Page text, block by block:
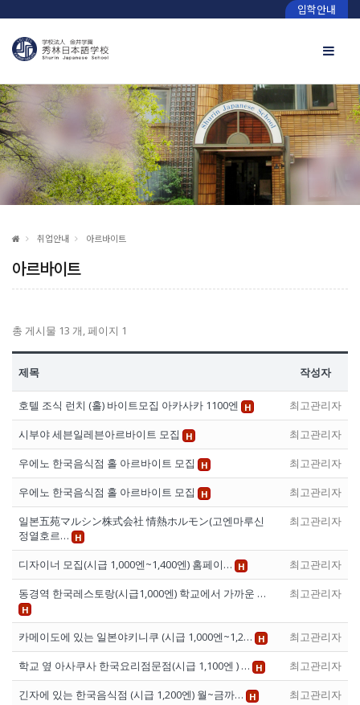
입학안내
취업안내 아르바이트
아르바이트
총 게시물 13 개, 페이지 1
제목 작성자
호텔 조식 런치 (홀) 바이트모집 아카사카 1100엔 H
최고관리자
시부야 세븐일레븐아르바이트 모집
H
최고관리자
우에노 한국음식점 홀 아르바이트 모집
H
최고관리자
우에노 한국음식점 홀 아르바이트 모집
H
최고관리자
일본五苑マルシン株式会社 情熱ホルモン(고엔마루신
정열호르… H
최고관리자
디자이너 모집(시급 1,000엔~1,400엔) 홈페이… H
최고관리자
동경역 한국레스토랑(시급1,000엔) 학교에서 가까운 …
H
최고관리자
카메이도에 있는 일본야키니쿠 (시급 1,000엔~1,2… H
최고관리자
학교 옆 아사쿠사 한국요리점문점(시급 1,100엔 ) … H
최고관리자
긴자에 있는 한국음식점 (시급 1,200엔) 월~금까… H
최고관리자